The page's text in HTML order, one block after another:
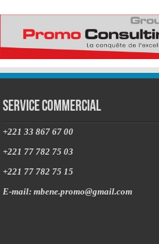
Service commercial
+221 33 867 67 00
+221 77 782 75 03
+221 77 782 75 15
E-mail: mbene.promo@gmail.com